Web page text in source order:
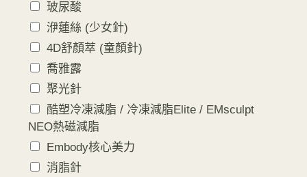
玻尿酸
洢蓮絲 (少女針)
4D舒顏萃 (童顏針)
喬雅露
聚光針
酷塑冷凍減脂 / 冷凍減脂Elite / EMsculpt
NEO熱磁減脂
Embody核心美力
消脂針